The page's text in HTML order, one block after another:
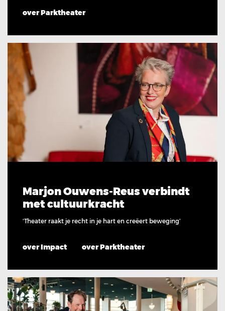
over Parktheater
Marjon Ouwens-Reus verbindt
met cultuurkracht
‘Theater raakt je recht in je hart en creëert beweging’
over Impact over Parktheater